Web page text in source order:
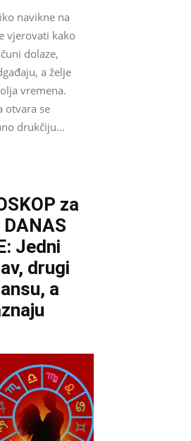
navikne na
vjerovati kako
dolaze,
a želje
vremena.
otvara se
drukčiju...
za
Jedni
drugi
a